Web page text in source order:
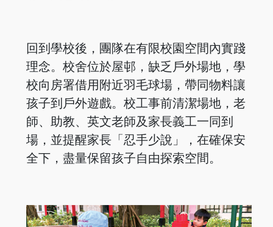
回到學校後，團隊在有限校園空間內實踐
理念。校舍位於屋邨，缺乏戶外場地，學
校向房署借用附近羽毛球場，帶同物料讓
孩子到戶外遊戲。校工事前清潔場地，老
師、助教、英文老師及家長義工一同到
場，並提醒家長「忍手少說」，在確保安
全下，盡量保留孩子自由探索空間。